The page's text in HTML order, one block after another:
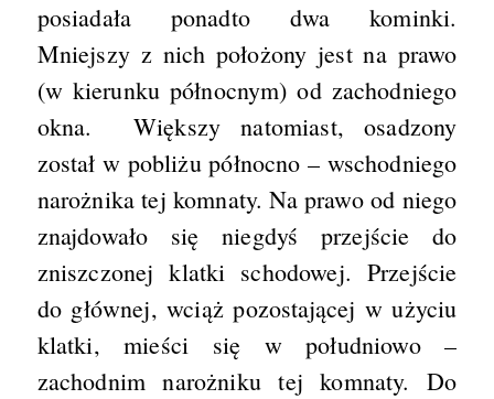
posiadała ponadto dwa kominki.
Mniejszy z nich położony jest na prawo
(w kierunku północnym) od zachodniego
okna. Większy natomiast, osadzony
został w pobliżu północno – wschodniego
narożnika tej komnaty. Na prawo od niego
znajdowało się niegdyś przejście do
zniszczonej klatki schodowej. Przejście
do głównej, wciąż pozostającej w użyciu
klatki, mieści się w południowo –
zachodnim narożniku tej komnaty. Do